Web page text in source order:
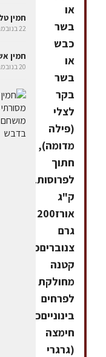
או
בשר
כבש
או
בשר
בקר
לצלי
(פילה
מדומה),
חתוך
לפרוסות1
ק"ג
אורז200
גרם
צנובריםכרובית
קטנה
מחולקת
לפרחים
בינונייםכוס
חימצה
(גרגרי
חמין
22 בנובמבר 2006
חמין
20 בנובמבר 2005